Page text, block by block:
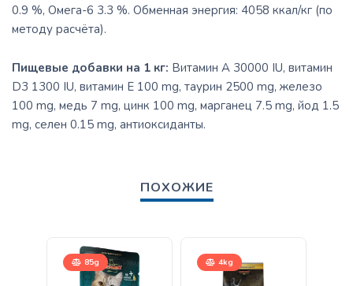
0.9 %, Омега-6 3.3 %. Обменная энергия: 4058 ккал/кг (по
методу расчёта).
Пищевые добавки на 1 кг: Витамин A 30000 IU, витамин
D3 1300 IU, витамин E 100 mg, таурин 2500 mg, железо
100 mg, медь 7 mg, цинк 100 mg, марганец 7.5 mg, йод 1.5
mg, селен 0.15 mg, антиоксиданты.
ПОХОЖИЕ
85g 4kg